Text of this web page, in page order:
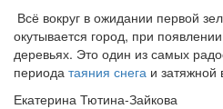
Всё вокруг в ожидании первой
окутывается город, при появлении
деревьях. Это один из самых
периода таяния снега и затяжной
Екатерина Тютина-Зайкова